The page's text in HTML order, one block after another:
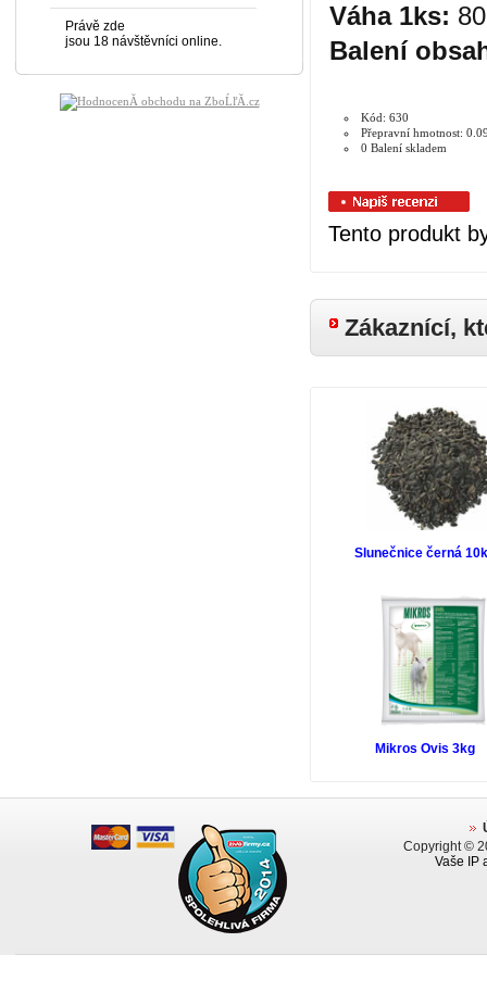
Právě zde
jsou 18 návštěvníci online.
Váha 1ks:
Balení
Kód: 630
Přepravní hmotnost:
0 Balení skladem
Tento produkt
Zákaznící,
Slunečnice černá
Mikros Ovis 3kg
Copyright ©
Vaše IP